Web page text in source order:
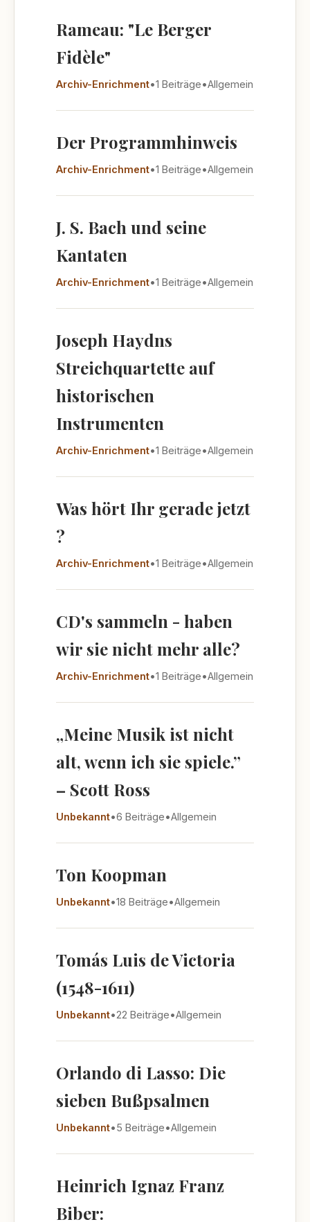
Rameau: "Le Berger
Fidèle"
Archiv-Enrichment•1 Beiträge•Allgemein
Der Programmhinweis
Archiv-Enrichment•1 Beiträge•Allgemein
J. S. Bach und seine
Kantaten
Archiv-Enrichment•1 Beiträge•Allgemein
Joseph Haydns
Streichquartette auf
historischen
Instrumenten
Archiv-Enrichment•1 Beiträge•Allgemein
Was hört Ihr gerade jetzt
?
Archiv-Enrichment•1 Beiträge•Allgemein
CD's sammeln - haben
wir sie nicht mehr alle?
Archiv-Enrichment•1 Beiträge•Allgemein
„Meine Musik ist nicht
alt, wenn ich sie spiele.”
– Scott Ross
Unbekannt•6 Beiträge•Allgemein
Ton Koopman
Unbekannt•18 Beiträge•Allgemein
Tomás Luis de Victoria
(1548-1611)
Unbekannt•22 Beiträge•Allgemein
Orlando di Lasso: Die
sieben Bußpsalmen
Unbekannt•5 Beiträge•Allgemein
Heinrich Ignaz Franz
Biber: